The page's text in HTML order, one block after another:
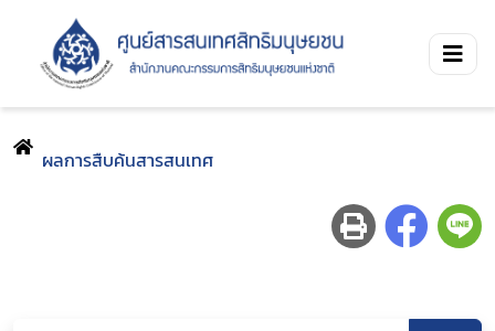
ผลการสืบค้นสารสนเทศ